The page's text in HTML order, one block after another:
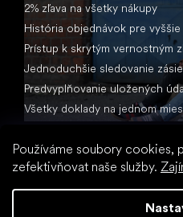
Používáme soubory cookies,
zefektivňovat naše služby.
2% zľava na všetky nákupy
História objednávok pre vyššie
Prístup k skrytým vernostným
Jednoduchšie sledovanie
Predvyplňovanie uložených
Všetky doklady na jednom